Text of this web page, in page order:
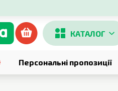
КАТАЛОГ
Персональні пропозиції